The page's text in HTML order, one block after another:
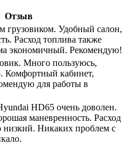
Отзыв
грузовиком. Удобный салон,
Расход топлива также
экономичный. Рекомендую!
Много пользуюсь,
Комфортный кабинет,
для работы в
HD65 очень доволен.
маневренность. Расход
низкий. Никаких проблем с